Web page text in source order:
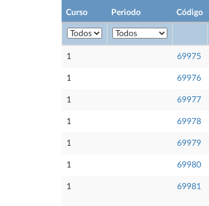
Curso Periodo Código
1 69975
1 69976
1 69977
1 69978
1 69979
1 69980
1 69981